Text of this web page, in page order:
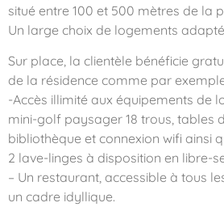
situé entre 100 et 500 mètres de la
Un large choix de logements
Sur place, la clientèle bénéficie
de la résidence comme par
-Accès illimité aux équipements de
mini-golf paysager 18 trous, tables
bibliothèque et connexion wifi ainsi
2 lave-linges à disposition en libre-
– Un restaurant, accessible à tous
un cadre idyllique.